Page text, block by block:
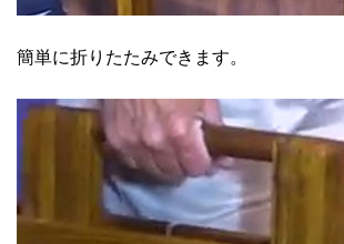
簡単に折りたたみできます。